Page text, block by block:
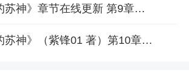
《体坛之重开的苏神》章节在线更新 第9章免费阅读
《体坛之重开的苏神》（紫锋01 著）第10章在线看